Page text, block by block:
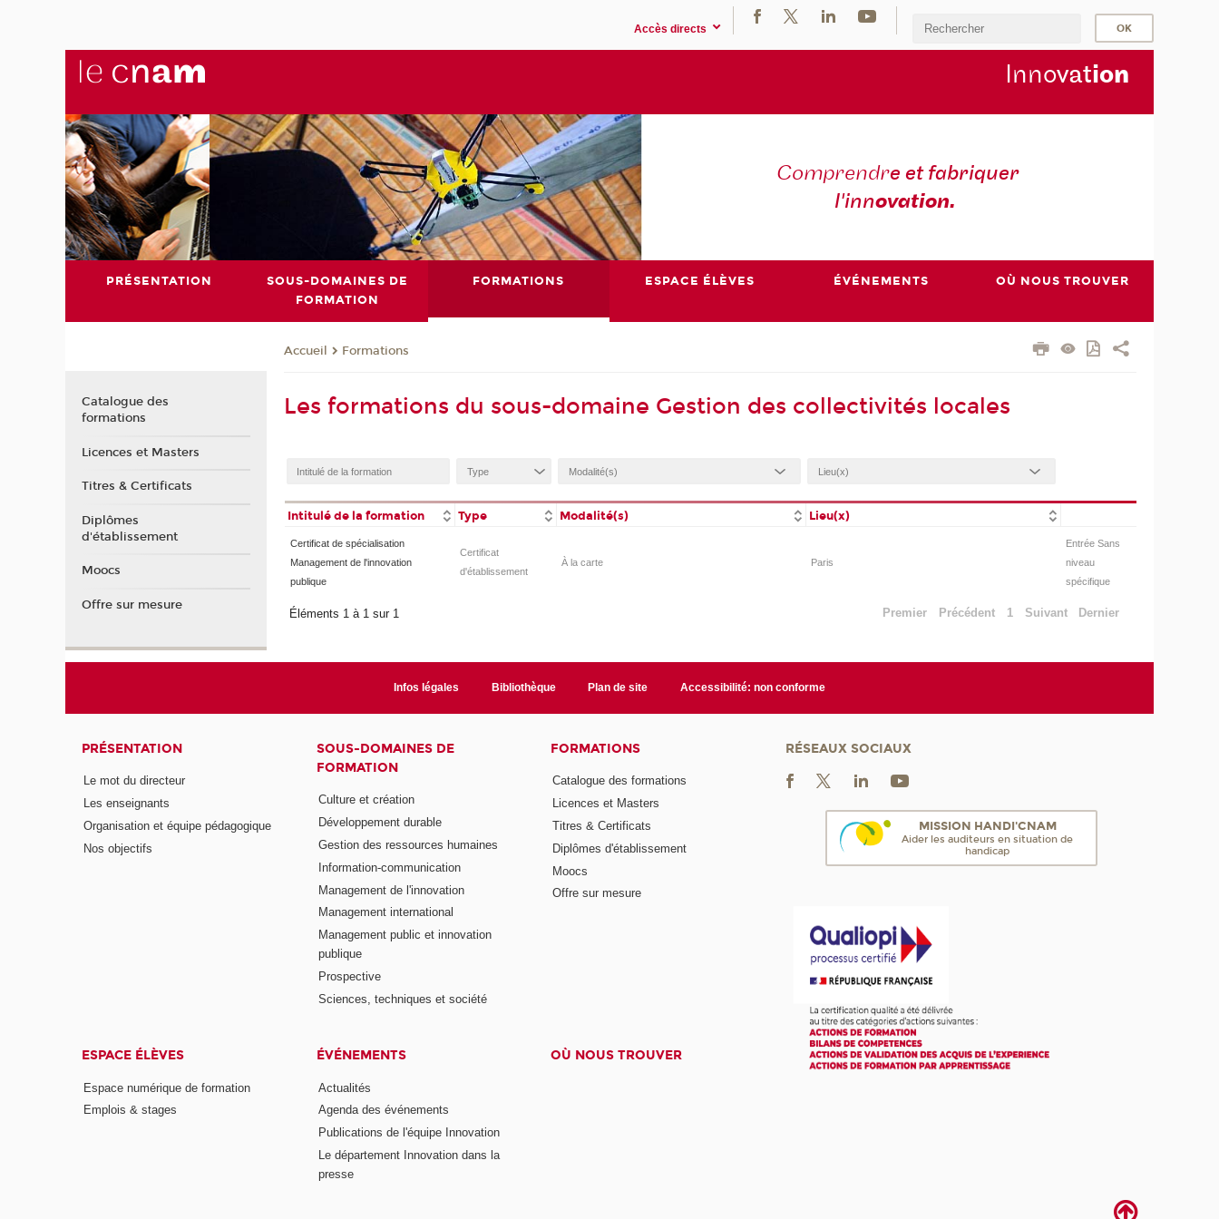
Accès directs
Innovation
Comprendre et fabriquer
l'innovation.
PRÉSENTATION
SOUS-DOMAINES DE
FORMATION
FORMATIONS ESPACE ÉLÈVES ÉVÉNEMENTS OÙ NOUS TROUVER
Accueil Formations
Les formations du sous-domaine Gestion des collectivités locales
Intitulé de la formation Type Modalité(s) Lieu(x)
Certificat de spécialisation
Management de l'innovation
publique
Certificat
d'établissement
À la carte Paris
Entrée Sans
niveau
spécifique
Éléments 1 à 1 sur 1 Premier Précédent 1 Suivant Dernier
Catalogue des
formations
Licences et Masters
Titres & Certificats
Diplômes
d'établissement
Moocs
Offre sur mesure
Infos légales Bibliothèque Plan de site Accessibilité: non conforme
PRÉSENTATION
Le mot du directeur
Les enseignants
Organisation et équipe pédagogique
Nos objectifs
SOUS-DOMAINES DE
FORMATION
Culture et création
Développement durable
Gestion des ressources humaines
Information-communication
Management de l'innovation
Management international
Management public et innovation
publique
Prospective
Sciences, techniques et société
FORMATIONS
Catalogue des formations
Licences et Masters
Titres & Certificats
Diplômes d'établissement
Moocs
Offre sur mesure
ESPACE ÉLÈVES
Espace numérique de formation
Emplois & stages
ÉVÉNEMENTS
Actualités
Agenda des événements
Publications de l'équipe Innovation
Le département Innovation dans la
presse
OÙ NOUS TROUVER
RÉSEAUX SOCIAUX
MISSION HANDI'CNAM
Aider les auditeurs en situation de
handicap